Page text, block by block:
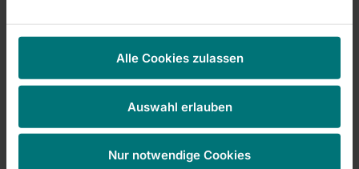
Alle Cookies zulassen
Auswahl erlauben
Nur notwendige Cookies
vollständig hinzuzurechnen.
Bad Neustadt a.d.Saale, 11.02.2008